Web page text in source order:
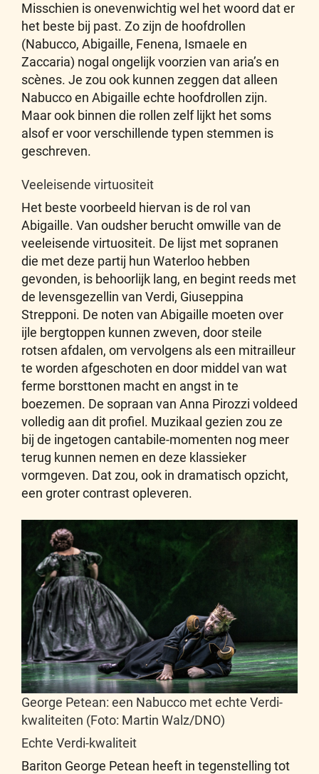
Misschien is onevenwichtig wel het woord dat er
het beste bij past. Zo zijn de hoofdrollen
(Nabucco, Abigaille, Fenena, Ismaele en
Zaccaria) nogal ongelijk voorzien van aria’s en
scènes. Je zou ook kunnen zeggen dat alleen
Nabucco en Abigaille echte hoofdrollen zijn.
Maar ook binnen die rollen zelf lijkt het soms
alsof er voor verschillende typen stemmen is
geschreven.
Veeleisende virtuositeit
Het beste voorbeeld hiervan is de rol van
Abigaille. Van oudsher berucht omwille van de
veeleisende virtuositeit. De lijst met sopranen
die met deze partij hun Waterloo hebben
gevonden, is behoorlijk lang, en begint reeds met
de levensgezellin van Verdi, Giuseppina
Strepponi. De noten van Abigaille moeten over
ijle bergtoppen kunnen zweven, door steile
rotsen afdalen, om vervolgens als een mitrailleur
te worden afgeschoten en door middel van wat
ferme borsttonen macht en angst in te
boezemen. De sopraan van Anna Pirozzi voldeed
volledig aan dit profiel. Muzikaal gezien zou ze
bij de ingetogen cantabile-momenten nog meer
terug kunnen nemen en deze klassieker
vormgeven. Dat zou, ook in dramatisch opzicht,
een groter contrast opleveren.
George Petean: een Nabucco met echte Verdi-
kwaliteiten (Foto: Martin Walz/DNO)
Echte Verdi-kwaliteit
Bariton George Petean heeft in tegenstelling tot